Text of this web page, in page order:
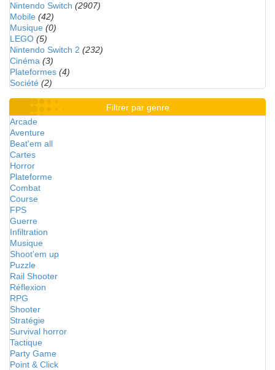
Nintendo Switch (2907)
Mobile (42)
Musique (0)
LEGO (5)
Nintendo Switch 2 (232)
Cinéma (3)
Plateformes (4)
Société (2)
Filtrer par genre
Arcade
Aventure
Beat'em all
Cartes
Horror
Plateforme
Combat
Course
FPS
Guerre
Infiltration
Musique
Shoot'em up
Puzzle
Rail Shooter
Réflexion
RPG
Shooter
Stratégie
Survival horror
Tactique
Party Game
Point & Click